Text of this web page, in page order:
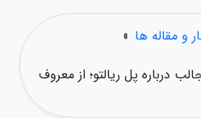
و مقاله ها »
درباره پل ریالتو؛ از معروف